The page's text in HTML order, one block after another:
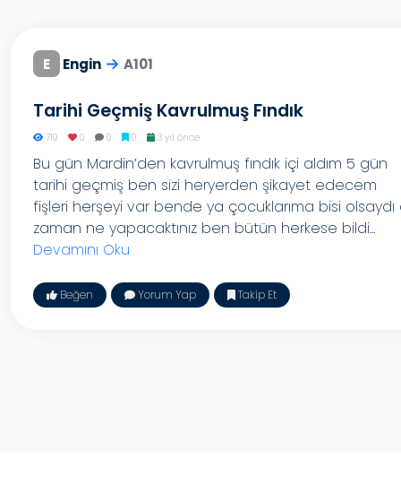
E Engin A101
Tarihi Geçmiş Kavrulmuş Fındık
719 0 0 0 3 yıl önce
Bu gün Mardin’den kavrulmuş fındık içi aldım 5 gün
tarihi geçmiş ben sizi heryerden şikayet edecem
fişleri herşeyi var bende ya çocuklarıma bisi olsaydı
zaman ne yapacaktınız ben bütün herkese bildi...
Devamını Oku
Beğen Yorum Yap Takip Et